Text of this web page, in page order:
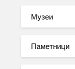
Музеи
Паметници